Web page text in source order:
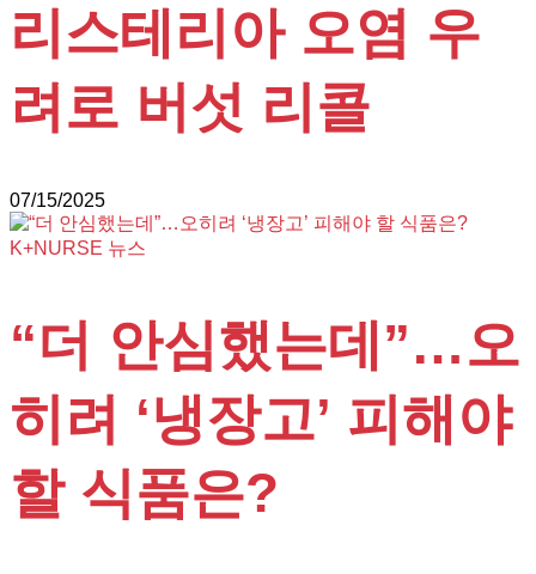
리스테리아 오염 우
려로 버섯 리콜
07/15/2025
K+NURSE 뉴스
“더 안심했는데”…오
히려 ‘냉장고’ 피해야
할 식품은?